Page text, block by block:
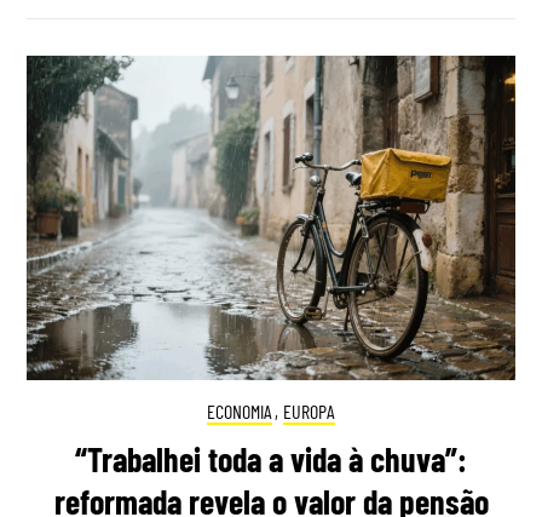
ECONOMIA , EUROPA
“Trabalhei toda a vida à chuva”:
reformada revela o valor da pensão